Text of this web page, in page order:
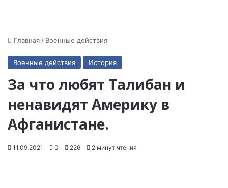
Главная / Военные действия
Военные действия История
За что любят Талибан и
ненавидят Америку в
Афганистане.
11.09.2021 0 226 2 минут чтения